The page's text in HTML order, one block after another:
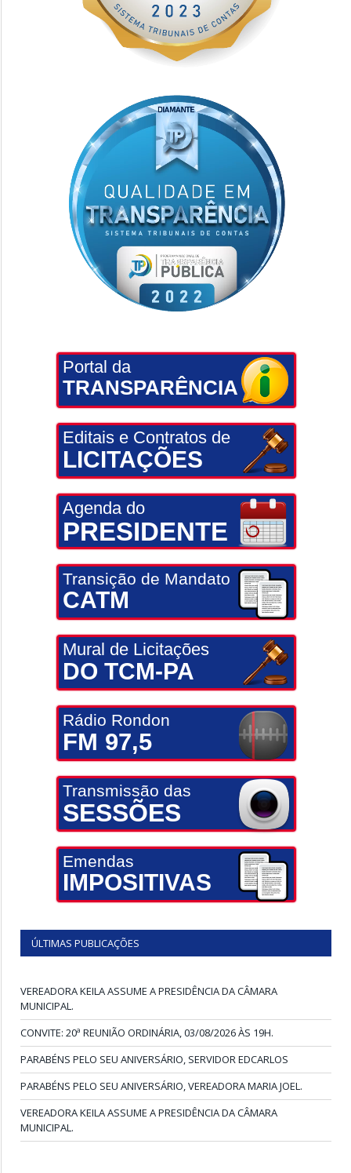
Portal da
TRANSPARÊNCIA
Editais e Contratos de
LICITAÇÕES
Agenda do
PRESIDENTE
Transição de Mandato
CATM
Mural de Licitações
DO TCM-PA
Rádio Rondon
FM 97,5
Transmissão das
SESSÕES
Emendas
IMPOSITIVAS
ÚLTIMAS PUBLICAÇÕES
VEREADORA KEILA ASSUME A PRESIDÊNCIA DA CÂMARA
MUNICIPAL.
CONVITE: 20ª REUNIÃO ORDINÁRIA, 03/08/2026 ÀS 19H.
PARABÉNS PELO SEU ANIVERSÁRIO, SERVIDOR EDCARLOS
PARABÉNS PELO SEU ANIVERSÁRIO, VEREADORA MARIA JOEL.
VEREADORA KEILA ASSUME A PRESIDÊNCIA DA CÂMARA
MUNICIPAL.